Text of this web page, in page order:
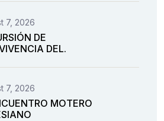
7, 2026
DE
DEL.
7, 2026
MOTERO